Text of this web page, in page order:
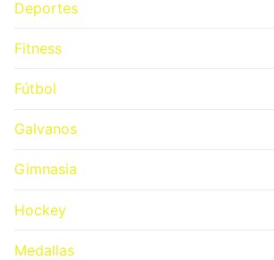
Deportes
Fitness
Fútbol
Galvanos
Gimnasia
Hockey
Medallas